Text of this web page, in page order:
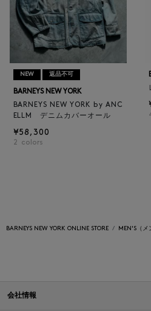
NEW 返品不可
BARNEYS NEW YORK
BARNEYS NEW YORK by ANC
ELLM デニムカバーオール
¥58,300
2 colors
BARNEYS NEW YORK ONLINE STORE MEN'S（メ
会社情報